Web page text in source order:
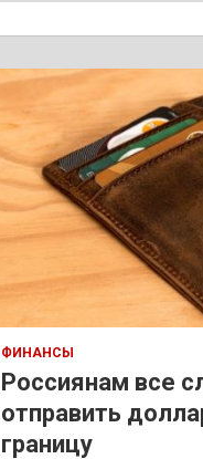
к
ФИНАНСЫ
Россиянам все
отправить
границу